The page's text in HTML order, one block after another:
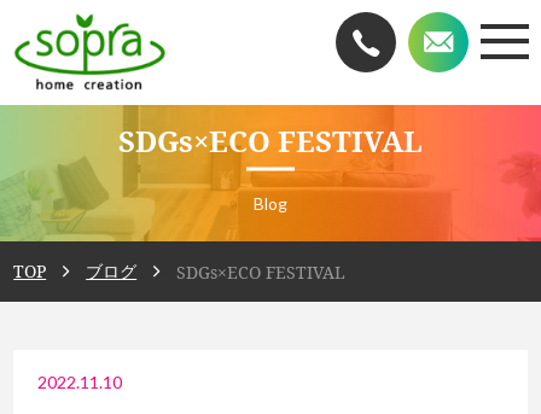
SDGs×ECO FESTIVAL
Blog
TOP ブログ SDGs×ECO FESTIVAL
2022.11.10